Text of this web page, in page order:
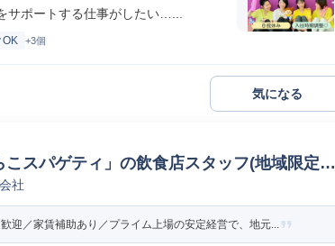
サポートする仕事がしたい…...
OK +3個
気になる
スパゲティ」の飲食店スタッフ(地域限定社
社
迎／家賃補助あり／プライム上場の安定経営で、地元...